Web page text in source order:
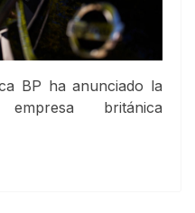
BP ha anunciado la
británica